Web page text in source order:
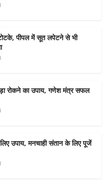
पीपल में सूत लपेटने से भी
रोकने का उपाय, गणेश मंत्र सफल
उपाय, मनचाही संतान के लिए पूजें